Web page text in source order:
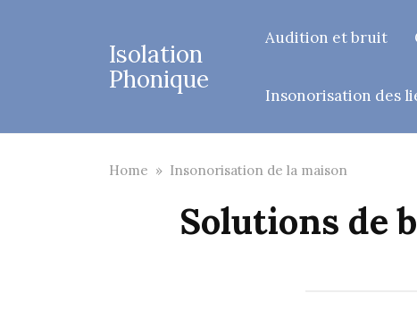
Isolation
Phonique
Audition et bruit
Insonorisation des
Home » Insonorisation de la maison
Solutions de